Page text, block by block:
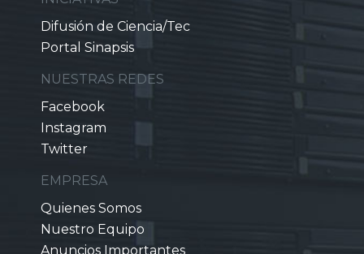
Difusión de Ciencia/Tec
Portal Sinapsis
NUESTRAS REDES
Facebook
Instagram
Twitter
EMPRESA
Quienes Somos
Nuestro Equipo
Anuncios Importantes